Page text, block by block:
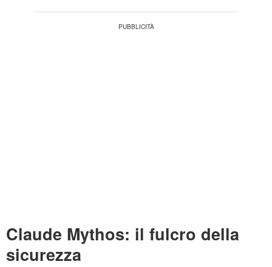
Claude Mythos: il fulcro della
sicurezza